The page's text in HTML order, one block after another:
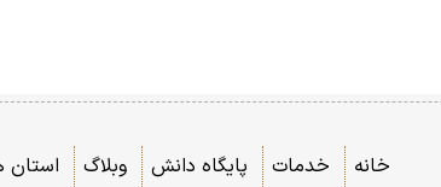
خانه خدمات پایگاه دانش وبلاگ استان